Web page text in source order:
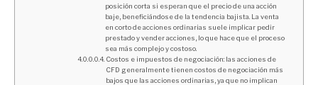
posición corta si esperan que el precio de una acción
baje, beneficiándose de la tendencia bajista. La venta
en corto de acciones ordinarias suele implicar pedir
prestado y vender acciones, lo que hace que el proceso
sea más complejo y costoso.
Costos e impuestos de negociación: las acciones de
CFD generalmente tienen costos de negociación más
bajos que las acciones ordinarias, ya que no implican